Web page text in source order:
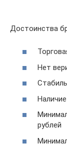
Достоинства
Нет
рублей